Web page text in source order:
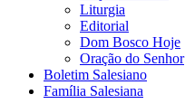
Liturgia
Editorial
Dom Bosco Hoje
Oração do Senhor
Boletim Salesiano
Família Salesiana